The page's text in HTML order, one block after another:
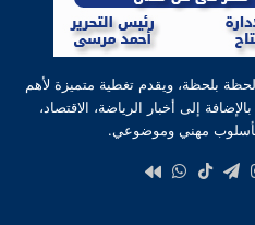
بلحظة، ويقدم تغطية متميزة لأهم
بالإضافة إلى أخبار الرياضة، الاقتصاد،
بأسلوب مهني وموضوعي.
انستقرام
تيلقرام‫TikTokواتساب